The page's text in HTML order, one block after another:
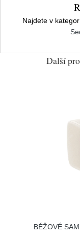
Najdete v
Další
BÉŽOVÉ